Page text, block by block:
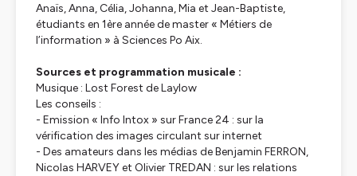
Anaïs, Anna, Célia, Johanna, Mia et Jean-Baptiste,
étudiants en 1ère année de master « Métiers de
l’information » à Sciences Po Aix.
Sources et programmation musicale :
Musique : Lost Forest de Laylow
Les conseils :
- Emission « Info Intox » sur France 24 : sur la
vérification des images circulant sur internet
- Des amateurs dans les médias de Benjamin FERRON,
Nicolas HARVEY et Olivier TREDAN : sur les relations